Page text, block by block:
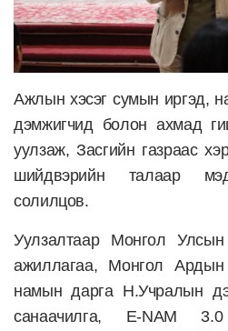
Ажлын хэсэг сумын иргэд,
дэмжигчид болон ахмад
уулзаж, Засгийн газраас
шийдвэрийн талаар
солилцов.
Уулзалтаар Монгол
ажиллагаа, Монгол
намын дарга Н.Учралын
санаачилга, E-NAM